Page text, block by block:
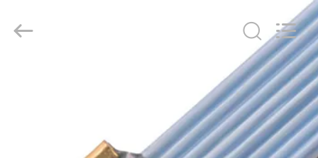
PRODUKTE
Ltd..